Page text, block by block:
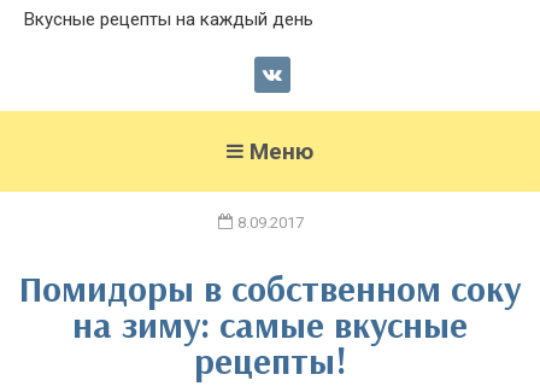
Вкусные рецепты на каждый день
Меню
8.09.2017
Помидоры в собственном соку
на зиму: самые вкусные
рецепты!